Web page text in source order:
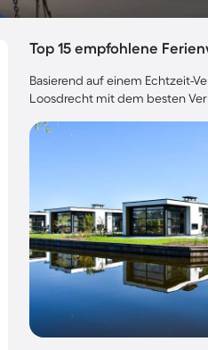
Top 15 empfohlene
Basierend auf einem Echtzeit-
Loosdrecht mit dem besten